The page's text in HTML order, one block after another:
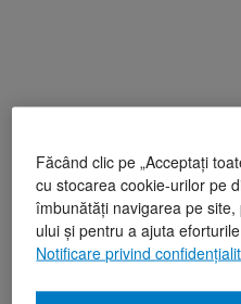
Făcând clic pe „Acceptați
cu stocarea cookie-urilor pe
îmbunătăți navigarea pe
ului și pentru a ajuta
Notificare privind